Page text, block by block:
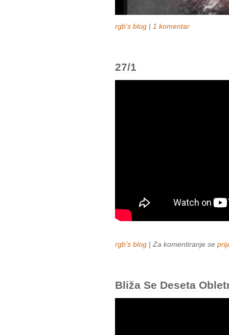
rgb's blog | 1 komentar
27/1
rgb's blog | Za komentiranje se
Bliža Se Deseta